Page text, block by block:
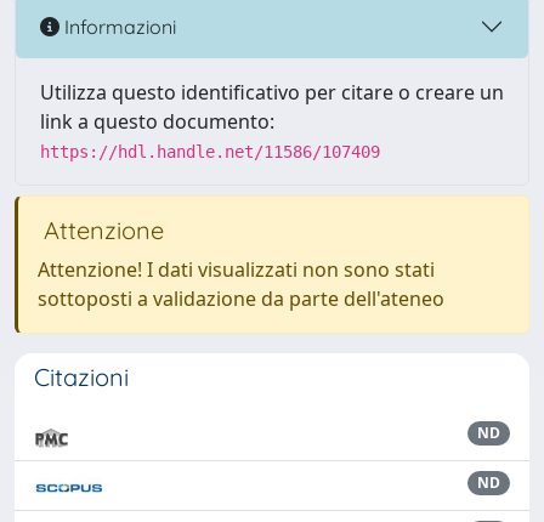
Informazioni
Utilizza questo identificativo per citare o creare un
link a questo documento:
https://hdl.handle.net/11586/107409
Attenzione
Attenzione! I dati visualizzati non sono stati
sottoposti a validazione da parte dell'ateneo
Citazioni
ND
ND